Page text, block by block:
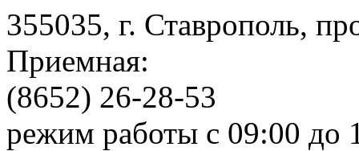
355035, г. Ставрополь,
Приемная:
(8652) 26-28-53
режим работы с 09:00 до